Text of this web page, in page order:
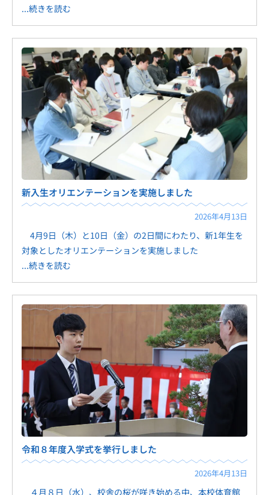
...続きを読む
新入生オリエンテーションを実施しました
2026年4月13日
4月9日（木）と10日（金）の2日間にわたり、新1年生を
対象としたオリエンテーションを実施しました
...続きを読む
令和８年度入学式を挙行しました
2026年4月13日
４月８日（水）、校舎の桜が咲き始める中、本校体育館